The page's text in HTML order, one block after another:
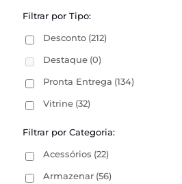
Filtrar por Tipo:
Desconto (212)
Destaque (0)
Pronta Entrega (134)
Vitrine (32)
Filtrar por Categoria:
Acessórios (22)
Armazenar (56)